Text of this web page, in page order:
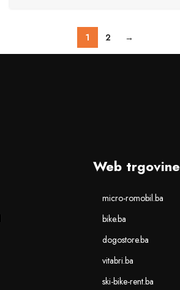
1 2 →
Web trgovine
micro-romobil.ba
bike.ba
dogostore.ba
vitabri.ba
ski-bike-rent.ba